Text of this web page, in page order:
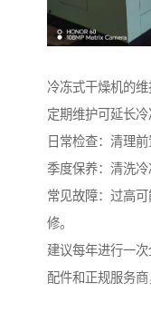
冷冻式干燥机的
定期维护可延长冷
日常检查：清理
季度保养：清洗冷
常见故障：过高
修。
建议每年进行一次
配件和正规服务商